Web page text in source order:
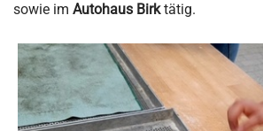
sowie im Autohaus Birktätig.